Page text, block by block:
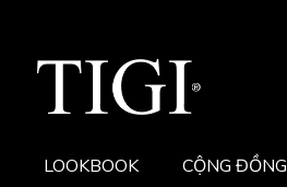
LOOKBOOK CỘNG ĐỒNG